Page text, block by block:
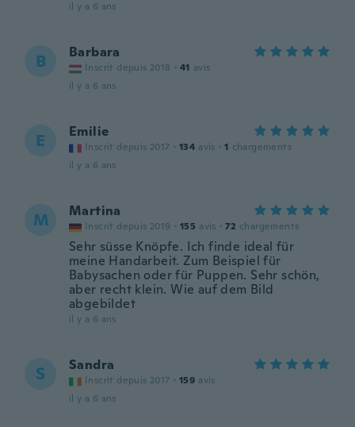
il y a 6 ans
B Barbara
Inscrit depuis 2018 · 41 avis
il y a 6 ans
E Emilie
Inscrit depuis 2017 · 134 avis · 1 chargements
il y a 6 ans
M Martina
Inscrit depuis 2019 · 155 avis · 72 chargements
Sehr süsse Knöpfe. Ich finde ideal für
meine Handarbeit. Zum Beispiel für
Babysachen oder für Puppen. Sehr schön,
aber recht klein. Wie auf dem Bild
abgebildet
il y a 6 ans
S Sandra
Inscrit depuis 2017 · 159 avis
il y a 6 ans